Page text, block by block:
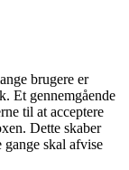
brugere er
Et gennemgående
til at acceptere
Dette skaber
skal afvise